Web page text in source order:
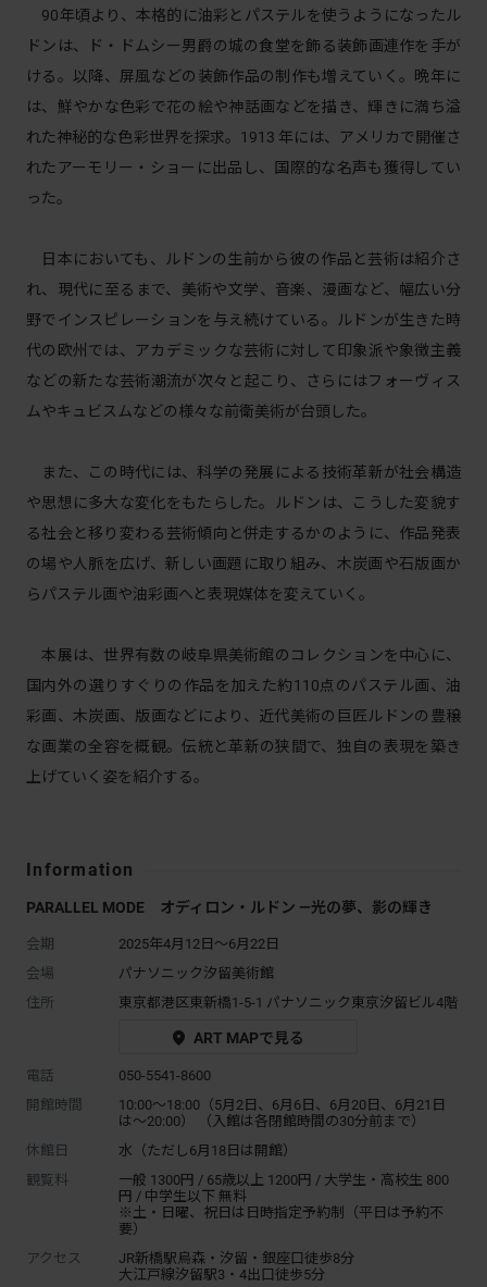
90年頃より、本格的に油彩とパステルを使うようになったル
ドンは、ド・ドムシー男爵の城の食堂を飾る装飾画連作を手が
ける。以降、屏風などの装飾作品の制作も増えていく。晩年に
は、鮮やかな色彩で花の絵や神話画などを描き、輝きに満ち溢
れた神秘的な色彩世界を探求。1913 年には、アメリカで開催さ
れたアーモリー・ショーに出品し、国際的な名声も獲得してい
った。
日本においても、ルドンの生前から彼の作品と芸術は紹介さ
れ、現代に至るまで、美術や文学、音楽、漫画など、幅広い分
野でインスピレーションを与え続けている。ルドンが生きた時
代の欧州では、アカデミックな芸術に対して印象派や象徴主義
などの新たな芸術潮流が次々と起こり、さらにはフォーヴィス
ムやキュビスムなどの様々な前衛美術が台頭した。
また、この時代には、科学の発展による技術革新が社会構造
や思想に多大な変化をもたらした。ルドンは、こうした変貌す
る社会と移り変わる芸術傾向と併走するかのように、作品発表
の場や人脈を広げ、新しい画題に取り組み、木炭画や石版画か
らパステル画や油彩画へと表現媒体を変えていく。
本展は、世界有数の岐阜県美術館のコレクションを中心に、
国内外の選りすぐりの作品を加えた約110点のパステル画、油
彩画、木炭画、版画などにより、近代美術の巨匠ルドンの豊穣
な画業の全容を概観。伝統と革新の狭間で、独自の表現を築き
上げていく姿を紹介する。
Information
PARALLEL MODE オディロン・ルドン ―光の夢、影の輝き
会期
2025年4月12日～6月22日
会場
パナソニック汐留美術館
住所
東京都港区東新橋1-5-1 パナソニック東京汐留ビル4階
ART MAPで見る
電話
050-5541-8600
開館時間
10:00～18:00（5月2日、6月6日、6月20日、6月21日
は〜20:00） （入館は各閉館時間の30分前まで）
休館日
水（ただし6月18日は開館）
観覧料
一般 1300円 / 65歳以上 1200円 / 大学生・高校生 800
円 / 中学生以下 無料
※土・日曜、祝日は日時指定予約制（平日は予約不
要）
アクセス
JR新橋駅烏森・汐留・銀座口徒歩8分
大江戸線汐留駅3・4出口徒歩5分